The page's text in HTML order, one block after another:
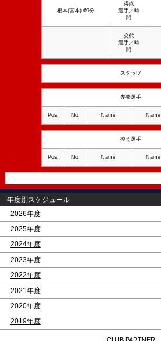
根本(宮本) 69分
得点
選手／時
間
交代
選手／時
間
スタッツ
先発選手
Pos. No. Name Name
控え選手
Pos. No. Name Name
年度別スケジュール
2026年度
2025年度
2024年度
2023年度
2022年度
2021年度
2020年度
2019年度